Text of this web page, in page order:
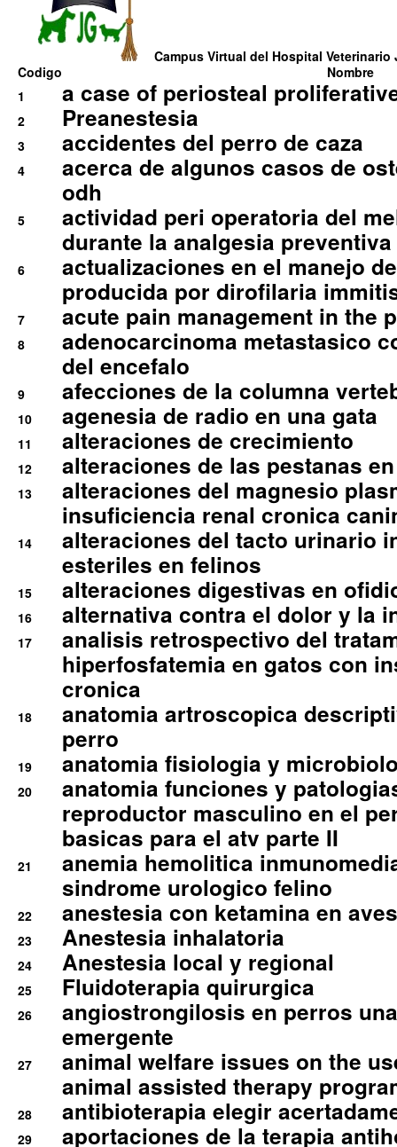
Campus Virtual del Hospital Veterinario
Codigo
Nombre
1
a case of periosteal
2 Preanestesia
3 accidentes del perro de caza
4
acerca de algunos casos de
odh
5
actividad peri operatoria del
durante la analgesia
6
actualizaciones en el manejo
producida por dirofilaria
7 acute pain management in the
8
adenocarcinoma metastasico
del encefalo
9 afecciones de la columna
10 agenesia de radio en una gata
11 alteraciones de crecimiento
12 alteraciones de las pestanas
13
alteraciones del magnesio
insuficiencia renal cronica
14
alteraciones del tacto urinario
esteriles en felinos
15 alteraciones digestivas en
16 alternativa contra el dolor y la
17
analisis retrospectivo del
hiperfosfatemia en gatos con
cronica
18
anatomia artroscopica
perro
19 anatomia fisiologia y
20
anatomia funciones y
reproductor masculino en el
basicas para el atv parte II
21
anemia hemolitica
sindrome urologico felino
22 anestesia con ketamina en
23 Anestesia inhalatoria
24 Anestesia local y regional
25 Fluidoterapia quirurgica
26
angiostrongilosis en perros
emergente
27
animal welfare issues on the
animal assisted therapy
28 antibioterapia elegir
29
aportaciones de la terapia